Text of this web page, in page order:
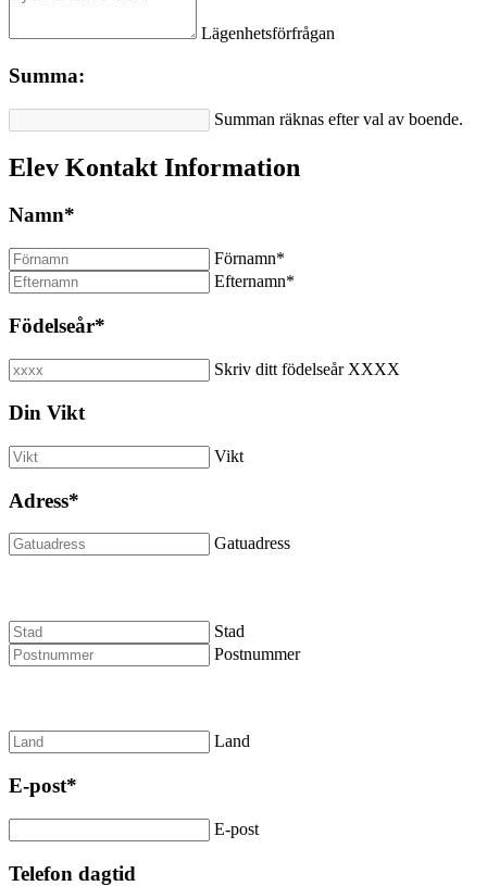
Lägenhetsförfrågan
Summa:
Summan räknas efter val av boende.
Elev Kontakt Information
Namn*
Förnamn*
Efternamn*
Födelseår*
Skriv ditt födelseår XXXX
Din Vikt
Vikt
Adress*
Gatuadress
Stad
Postnummer
Land
E-post*
E-post
Telefon dagtid